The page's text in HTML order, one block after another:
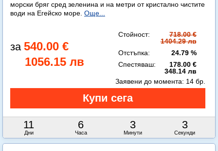
морски бряг сред зеленина и на метри от кристално чистите
води на Егейско море. Още...
540.00 €
1056.15 лв
Стойност:
718.00 €
1404.29 лв
Отстъпка:
24.79 %
Спестяваш:
178.00 €
348.14 лв
11
Дни
6
Часа
3
Минути
0
Секунди
Заявени до момента: 14 бр.